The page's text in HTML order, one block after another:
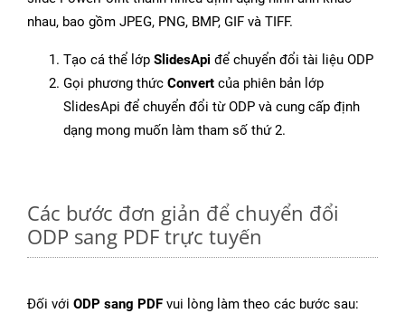
nhau, bao gồm JPEG, PNG, BMP, GIF và TIFF.
Tạo cá thể lớp SlidesApi để chuyển đổi tài liệu ODP
Gọi phương thức Convert của phiên bản lớp
SlidesApi để chuyển đổi từ ODP và cung cấp định
dạng mong muốn làm tham số thứ 2.
Các bước đơn giản để chuyển đổi
ODP sang PDF trực tuyến
Đối với ODP sang PDF vui lòng làm theo các bước sau: